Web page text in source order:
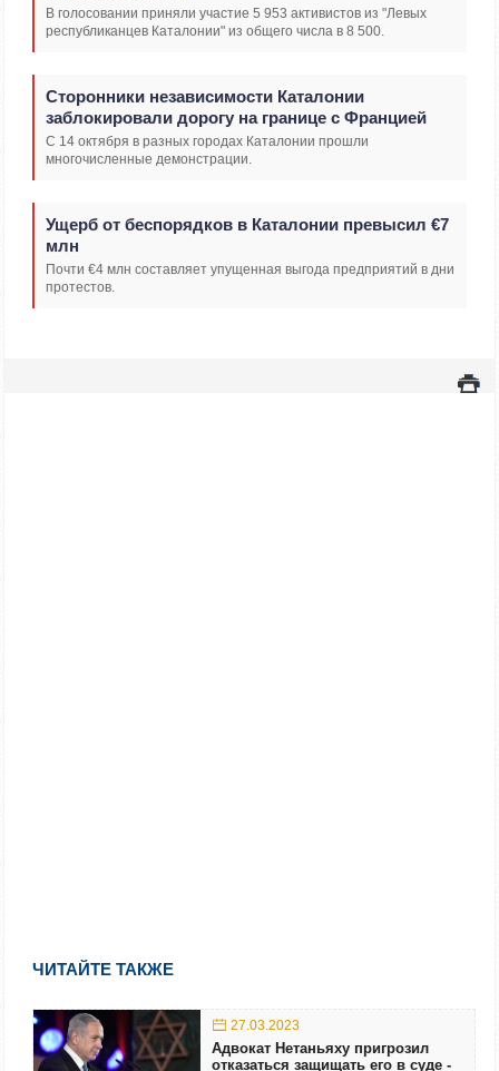
В голосовании приняли участие 5 953 активистов из "Левых
республиканцев Каталонии" из общего числа в 8 500.
Сторонники независимости Каталонии
заблокировали дорогу на границе с Францией
С 14 октября в разных городах Каталонии прошли
многочисленные демонстрации.
Ущерб от беспорядков в Каталонии превысил €7
млн
Почти €4 млн составляет упущенная выгода предприятий в дни
протестов.
ЧИТАЙТЕ ТАКЖЕ
27.03.2023
Адвокат Нетаньяху пригрозил
отказаться защищать его в суде -